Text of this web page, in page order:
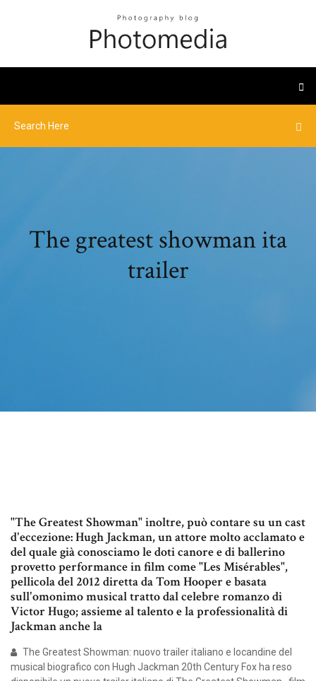
The greatest showman ita
trailer
"The Greatest Showman" inoltre, può contare su un cast
d'eccezione: Hugh Jackman, un attore molto acclamato e
del quale già conosciamo le doti canore e di ballerino
provetto performance in film come "Les Misérables",
pellicola del 2012 diretta da Tom Hooper e basata
sull'omonimo musical tratto dal celebre romanzo di
Victor Hugo; assieme al talento e la professionalità di
Jackman anche la
The Greatest Showman: nuovo trailer italiano e locandine del
musical biografico con Hugh Jackman 20th Century Fox ha reso